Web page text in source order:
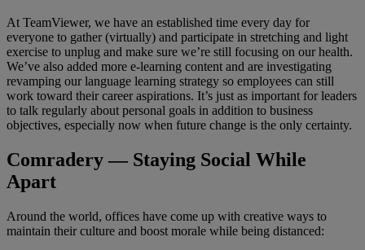
At TeamViewer, we have an established time every day for
everyone to gather (virtually) and participate in stretching and light
exercise to unplug and make sure we’re still focusing on our health.
We’ve also added more e-learning content and are investigating
revamping our language learning strategy so employees can still
work toward their career aspirations. It’s just as important for leaders
to talk regularly about personal goals in addition to business
objectives, especially now when future change is the only certainty.
Comradery — Staying Social While
Apart
Around the world, offices have come up with creative ways to
maintain their culture and boost morale while being distanced: